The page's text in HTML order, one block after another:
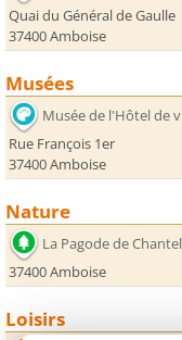
Quai du Général de Gaulle
37400 Amboise
Musées
Musée de l'Hôtel de
Rue François 1er
37400 Amboise
Nature
La Pagode de
37400 Amboise
Loisirs